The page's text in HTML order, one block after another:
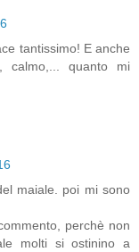
tantissimo! E anche
calmo,... quanto mi
maiale. poi mi sono
perchè non
molti si ostinino a